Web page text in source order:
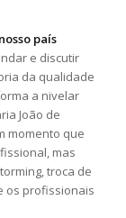
país
e discutir
da qualidade
a nivelar
João de
momento que
mas
troca de
os profissionais